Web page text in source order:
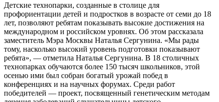
Детские технопарки, созданные в столице для
профориентации детей и подростков в возрасте от семи до 18
лет, позволяют ребятам показывать высокие достижения на
международном и российском уровнях. Об этом рассказала
заместитель Мэра Москвы Наталья Сергунина. «Мы рады
тому, насколько высокий уровень подготовки показывают
ребята», — отметила Наталья Сергунина. В 18 столичных
технопарках обучаются более 150 тысяч школьников, этой
осенью ими был собран богатый урожай побед в
конференциях и на научных форумах. Среди работ
победителей — проект, посвященный генетическим методам